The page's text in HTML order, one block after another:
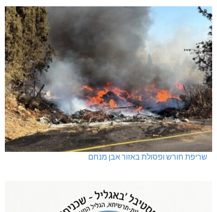
שריפת חורש ופסולת באזור אבן מנחם